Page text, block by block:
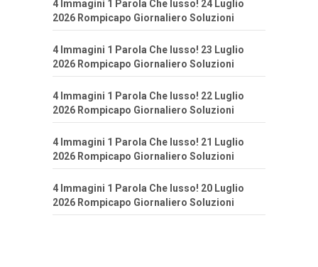
4 Immagini 1 Parola Che lusso! 24 Luglio
2026 Rompicapo Giornaliero Soluzioni
4 Immagini 1 Parola Che lusso! 23 Luglio
2026 Rompicapo Giornaliero Soluzioni
4 Immagini 1 Parola Che lusso! 22 Luglio
2026 Rompicapo Giornaliero Soluzioni
4 Immagini 1 Parola Che lusso! 21 Luglio
2026 Rompicapo Giornaliero Soluzioni
4 Immagini 1 Parola Che lusso! 20 Luglio
2026 Rompicapo Giornaliero Soluzioni